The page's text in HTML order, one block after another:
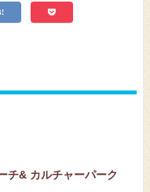
チ& カルチャーパーク